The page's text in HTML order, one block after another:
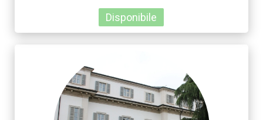
annunci, per fornire funzionalità dei social media e per
analizzare il nostro traffico. Condividiamo inoltre
pubblicità e social media, i quali potrebbero combinarle
con altre informazioni che hai fornito loro o che hanno
raccolto dal tuo utilizzo dei loro servizi.
Disponibile